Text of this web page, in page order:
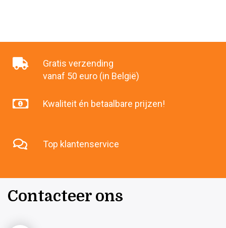
Gratis verzending
vanaf 50 euro (in België)
Kwaliteit én betaalbare prijzen!
Top klantenservice
Contacteer ons